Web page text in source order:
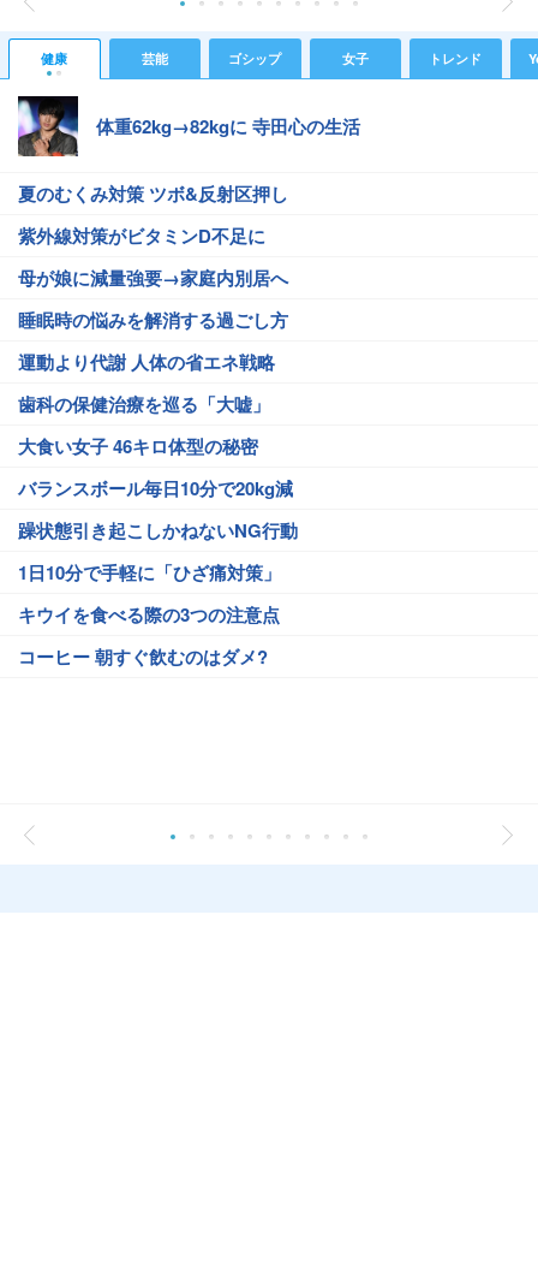
健康 芸能 ゴシップ 女子 トレンド
体重62kg→82kgに 寺田心の生活
夏のむくみ対策 ツボ&反射区押し
紫外線対策がビタミンD不足に
母が娘に減量強要→家庭内別居へ
睡眠時の悩みを解消する過ごし方
運動より代謝 人体の省エネ戦略
歯科の保健治療を巡る「大嘘」
大食い女子 46キロ体型の秘密
バランスボール毎日10分で20kg減
躁状態引き起こしかねないNG行動
1日10分で手軽に「ひざ痛対策」
キウイを食べる際の3つの注意点
コーヒー 朝すぐ飲むのはダメ?